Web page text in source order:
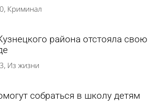
Криминал
района отстояла свою
Из жизни
собраться в школу детям